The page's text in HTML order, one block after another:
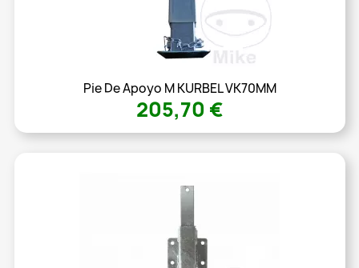
Pie De Apoyo M KURBEL VK70MM
205,70 €